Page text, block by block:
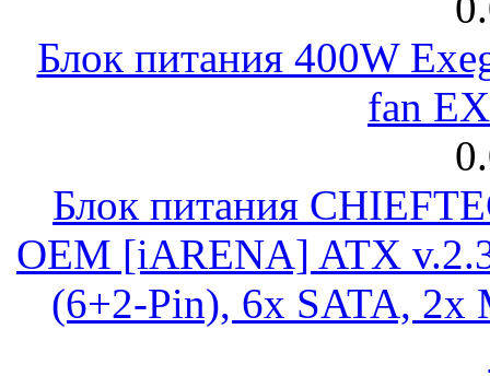
Блок питания 400W
fan
Блок питания
OEM [iARENA] ATX
(6+2-Pin), 6x SATA, 2x